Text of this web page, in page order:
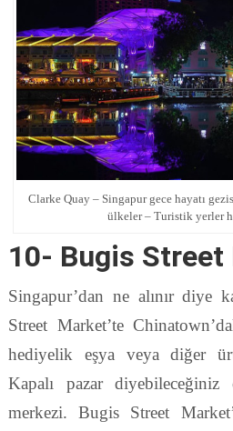
Clarke Quay – Singapur gece hayatı
ülkeler – Turistik yerler
10- Bugis Street
Singapur’dan ne alınır diye
Street Market’te
hediyelik eşya veya diğer
Kapalı pazar
merkezi. Bugis Street